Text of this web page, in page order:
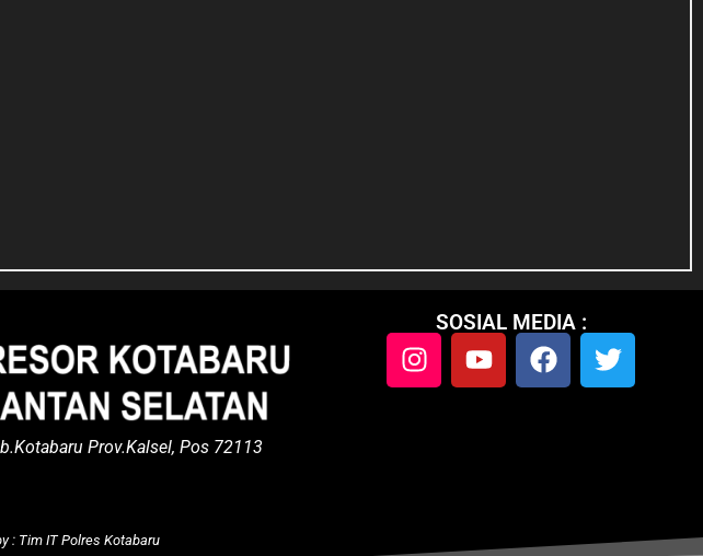
Prov.Kalsel, Pos 72113
: Tim IT Polres Kotabaru
SOSIAL MEDIA :